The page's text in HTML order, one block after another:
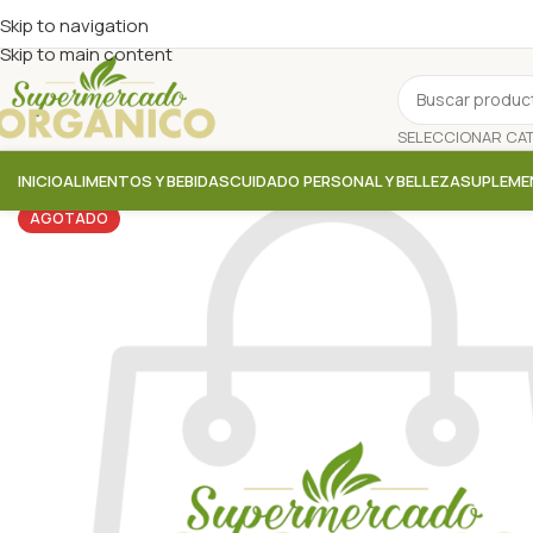
Skip to navigation
Skip to main content
INICIOALIMENTOS Y BEBIDASCUIDADO PERSONAL Y BELLEZA
AGOTADO